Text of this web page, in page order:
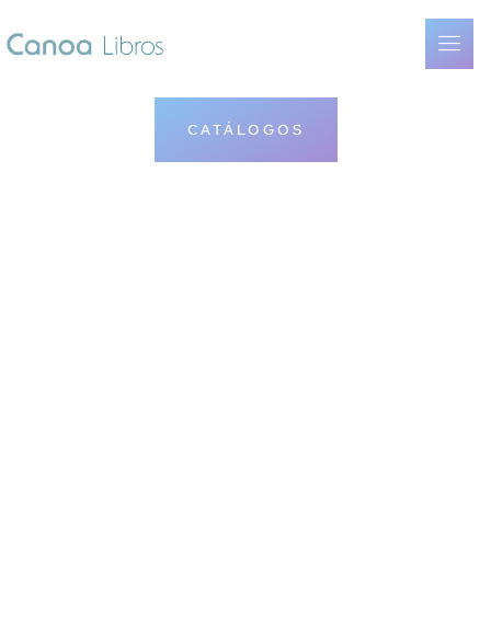
CATÁLOGOS